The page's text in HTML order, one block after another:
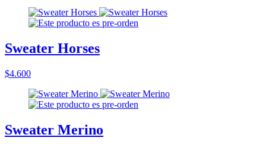
Sweater Horses
$4.600
Sweater Merino